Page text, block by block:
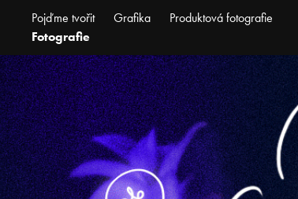
Pojďme tvořit Grafika
Produktová fotografie
Fotografie